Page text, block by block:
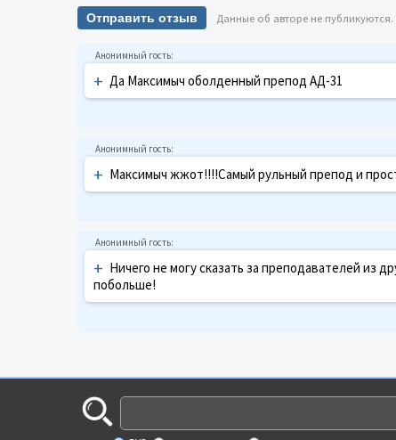
Отправить отзыв Данные об авторе не
+ Да Максимыч оболденный препод АД-31
+ Максимыч жжот!!!!Самый рульный препод и
+ Ничего не могу сказать за преподавателей из
побольше!